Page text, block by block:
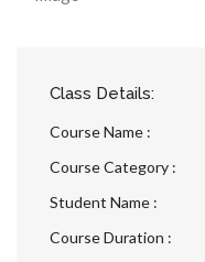
Class Details:
Course Name :
Course Category :
Student Name :
Course Duration :